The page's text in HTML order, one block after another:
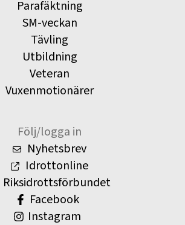
Parafäktning
SM-veckan
Tävling
Utbildning
Veteran
Vuxenmotionärer
Följ/logga in
Nyhetsbrev
Idrottonline
Riksidrottsförbundet
Facebook
Instagram